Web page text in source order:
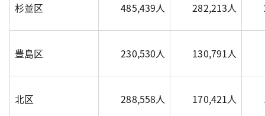
杉並区 485,439人 282,213人
豊島区 230,530人 130,791人
北区 288,558人 170,421人